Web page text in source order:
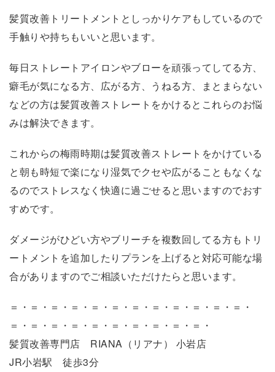
髪質改善トリートメントとしっかりケアもしているので
手触りや持ちもいいと思います。
毎日ストレートアイロンやブローを頑張ってしてる方、
癖毛が気になる方、広がる方、うねる方、まとまらない
などの方は髪質改善ストレートをかけるとこれらのお悩
みは解決できます。
これからの梅雨時期は髪質改善ストレートをかけている
と朝も時短で楽になり湿気でクセや広がることもなくな
るのでストレスなく快適に過ごせると思いますのでおす
すめです。
ダメージがひどい方やブリーチを複数回してる方もトリ
ートメントを追加したりプランを上げると対応可能な場
合がありますのでご相談いただけたらと思います。
＝・＝・＝・＝・＝・＝・＝・＝・＝・＝・＝・＝・
＝・＝・＝・＝・＝・＝・＝・＝・＝・＝・
髪質改善専門店 RIANA（リアナ） 小岩店
JR小岩駅 徒歩3分